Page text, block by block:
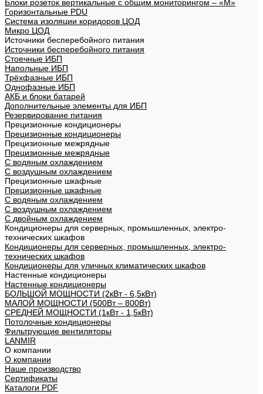
Блоки розеток вертикальные с общим мониторингом – «М»
Горизонтальные PDU
Система изоляции коридоров ЦОД
Микро ЦОД
Источники бесперебойного питания
Источники бесперебойного питания
Стоечные ИБП
Напольные ИБП
Трёхфазные ИБП
Однофазные ИБП
АКБ и блоки батарей
Дополнительные элементы для ИБП
Резервирование питания
Прецизионные кондиционеры
Прецизионные кондиционеры
Прецизионные межрядные
Прецизионные межрядные
С водяным охлаждением
С воздушным охлаждением
Прецизионные шкафные
Прецизионные шкафные
С водяным охлаждением
С воздушным охлаждением
С двойным охлаждением
Кондиционеры для серверных, промышленных, электро-
технических шкафов
Кондиционеры для серверных, промышленных, электро-
технических шкафов
Кондиционеры для уличных климатических шкафов
Настенные кондиционеры
Настенные кондиционеры
БОЛЬШОЙ МОЩНОСТИ (2кВт - 6,5кВт)
МАЛОЙ МОЩНОСТИ (500Вт – 800Вт)
СРЕДНЕЙ МОЩНОСТИ (1кВт - 1,5кВт)
Потолочные кондиционеры
Фильтрующие вентиляторы
LANMIR
О компании
О компании
Наше производство
Сертификаты
Каталоги PDF